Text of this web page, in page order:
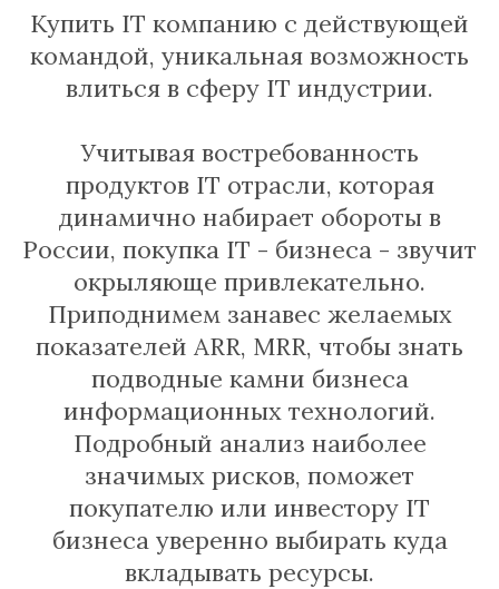
Купить IT компанию с действующей
командой, уникальная возможность
влиться в сферу IT индустрии.
Учитывая востребованность
продуктов IT отрасли, которая
динамично набирает обороты в
России, покупка IT - бизнеса - звучит
окрыляюще привлекательно.
Приподнимем занавес желаемых
показателей ARR, MRR, чтобы знать
подводные камни бизнеса
информационных технологий.
Подробный анализ наиболее
значимых рисков, поможет
покупателю или инвестору IT
бизнеса уверенно выбирать куда
вкладывать ресурсы.